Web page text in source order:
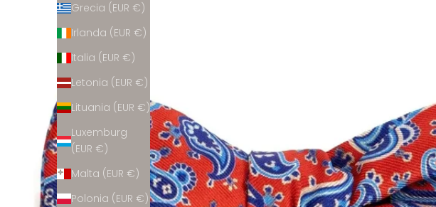
Grecia (EUR €)
Irlanda (EUR €)
Italia (EUR €)
Letonia (EUR €)
Lituania (EUR €)
Luxemburg
(EUR €)
Malta (EUR €)
Polonia (EUR €)